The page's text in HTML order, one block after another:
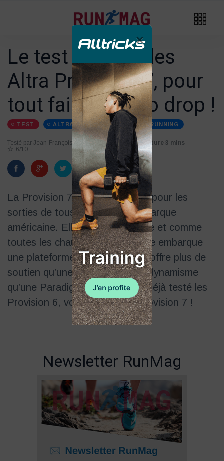
Le test détaillé des
Altra Provision 7, pour
tout faire en zéro drop !
TEST ALTRA CHAUSSURES-DE-RUNNING
Testé par Jean-François 08/04
Temps de lecture 3 mins
6/10
La Provision 7 est la chaussure pour les
sorties de tous les jours de la marque
américaine. Elle est plutôt légère et comme
toutes les chaussures d’Altra elle embarque
une plateforme zéro drop ! Elle offre plus de
soutien qu’une Torin et plus de dynamisme
qu’une Paradigm. Nous avions déjà testé les
Provision 6, voici le test des Provision 7 !
Newsletter RunMag
×